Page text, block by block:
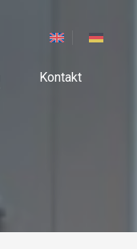
Kontakt